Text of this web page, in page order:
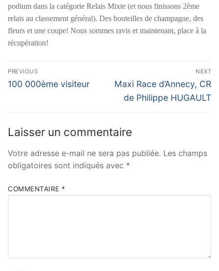
podium dans la catégorie Relais Mixte (et nous finissons 2ème
relais au classement général). Des bouteilles de champagne, des
fleurs et une coupe! Nous sommes ravis et maintenant, place à la
récupération!
Navigation
de
PREVIOUS
Previous
100 000ème visiteur
NEXT
Next
post:
Maxi Race d’Annecy, CR
de Philippe HUGAULT
Laisser un commentaire
Votre adresse e-mail ne sera pas publiée. Les champs
obligatoires sont indiqués avec *
COMMENTAIRE *